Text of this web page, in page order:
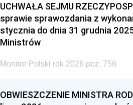
UCHWAŁA SEJMU
sprawie sprawozdania z
stycznia do dnia 31 grudnia
Ministrów
Monitor Polski rok 2026 poz. 756
OBWIESZCZENIE MINISTRA